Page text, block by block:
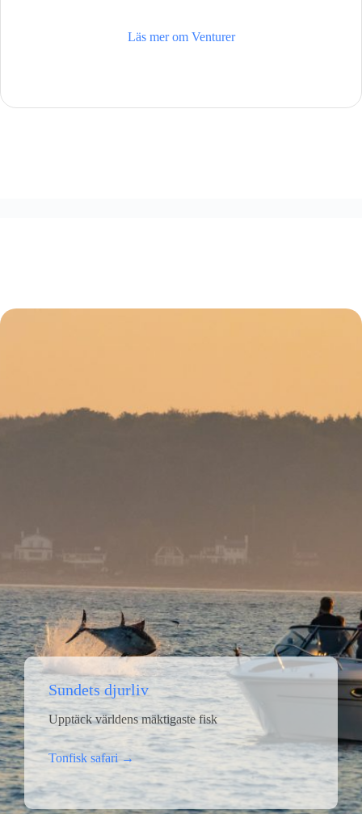
Läs mer om Venturer
Sundets djurliv
Upptäck världens mäktigaste fisk
Tonfisk safari →